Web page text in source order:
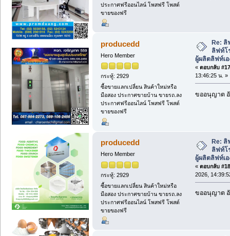
ประกาศฟรีออนไลน์ โพสฟรี โพสต์
ขายของฟรี
producedd
Hero Member
กระทู้: 2929
ซื้อขายแลกเปลี่ยน สินค้าใหม่หรือ
มือสอง ประกาศขายบ้าน ขายรถ.ลง
ประกาศฟรีออนไลน์ โพสฟรี โพสต์
ขายของฟรี
Re: ลิ
ลิฟท์โ
ผู้ผลิตลิฟท์เ
« ตอบกลับ
13:46:25 น. »
ขออนุญาต
producedd
Hero Member
กระทู้: 2929
ซื้อขายแลกเปลี่ยน สินค้าใหม่หรือ
มือสอง ประกาศขายบ้าน ขายรถ.ลง
ประกาศฟรีออนไลน์ โพสฟรี โพสต์
ขายของฟรี
Re: ลิ
ลิฟท์โ
ผู้ผลิตลิฟท์เ
« ตอบกลับ
2026,
ขออนุญาต